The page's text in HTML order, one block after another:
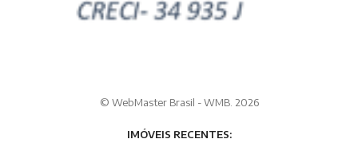
© WebMaster Brasil - WMB. 2026
IMÓVEIS RECENTES: